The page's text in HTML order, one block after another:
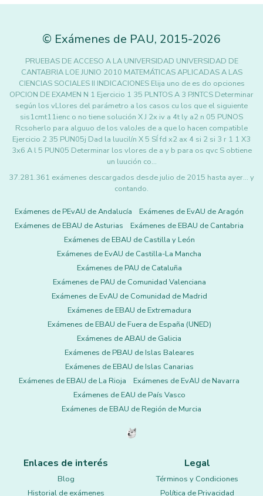
© Exámenes de PAU, 2015-2026
PRUEBAS DE ACCESO A LA UNIVERSIDAD UNIVERSIDAD DE
CANTABRIA LOE JUNIO 2010 MATEMÁTICAS APLICADAS A LAS
CIENCIAS SOCIALES II INDICACIONES Elija uno de es do opciones
OPCION DE EXAMEN N 1 Ejercicio 1 35 PLNTOS A 3 PJNTCS Determinar
según los vLlores del parámetro a los casos cu los que el siguiente
sis1cmt11ienc o no tiene solución X J 2x iv a 4t ly a2 n 05 PUNOS
Rcsoherlo para alguuo de los valoJes de a que lo hacen compatible
Ejercicio 2 35 PUN05j Dad la luucilín X 5 SÍ fd x2 ax 4 si 2 si 3 r 1 1 X3
3x6 A l 5 PUN05 Determinar los vlores de a y b para os qvc S obtiene
un luución co…
37.281.361 exámenes descargados desde julio de 2015 hasta ayer... y
contando.
Exámenes de PEvAU de Andalucía
Exámenes de EvAU de Aragón
Exámenes de EBAU de Asturias
Exámenes de EBAU de Cantabria
Exámenes de EBAU de Castilla y León
Exámenes de EvAU de Castilla-La Mancha
Exámenes de PAU de Cataluña
Exámenes de PAU de Comunidad Valenciana
Exámenes de EvAU de Comunidad de Madrid
Exámenes de EBAU de Extremadura
Exámenes de EBAU de Fuera de España (UNED)
Exámenes de ABAU de Galicia
Exámenes de PBAU de Islas Baleares
Exámenes de EBAU de Islas Canarias
Exámenes de EBAU de La Rioja
Exámenes de EvAU de Navarra
Exámenes de EAU de País Vasco
Exámenes de EBAU de Región de Murcia
Enlaces de interés
Blog
Historial de exámenes
Legal
Términos y Condiciones
Política de Privacidad